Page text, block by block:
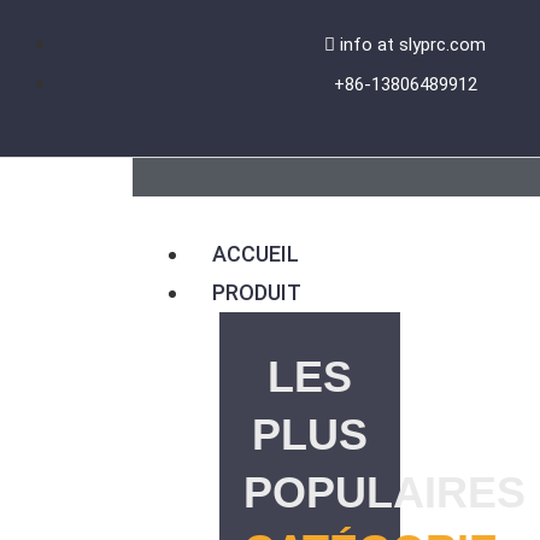
info at slyprc.com
+86-13806489912
ACCUEIL
PRODUIT
LES
PLUS
POPULAIRES